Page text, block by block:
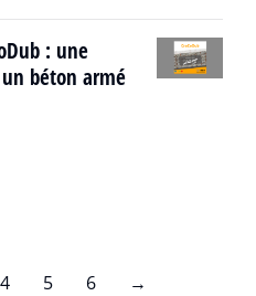
: une
béton armé
4 5 6 →